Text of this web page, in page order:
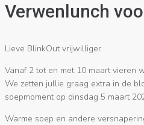
Verwenlunch
Lieve BlinkOut vrijwilliger
Vanaf 2 tot en met 10 maart vieren
We zetten jullie graag extra in de
soepmoment op dinsdag 5 maart
Warme soep en andere